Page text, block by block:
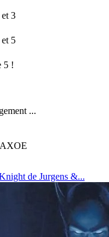
3
5
5 !
...
de Jurgens &...